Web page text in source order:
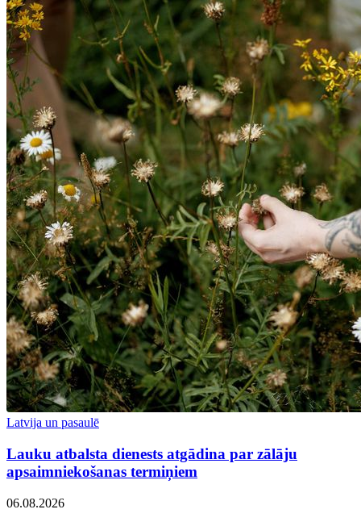
Latvija un pasaulē
Lauku atbalsta dienests atgādina par zālāju
apsaimniekošanas termiņiem
06.08.2026